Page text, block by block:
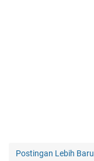
Postingan Lebih Baru